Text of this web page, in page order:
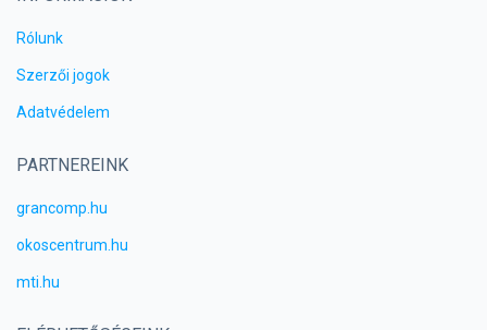
Rólunk
Szerzői jogok
Adatvédelem
PARTNEREINK
grancomp.hu
okoscentrum.hu
mti.hu